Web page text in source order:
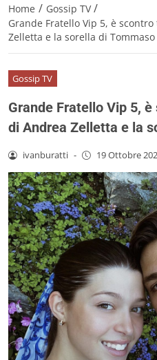
Home / Gossip TV /
Grande Fratello Vip 5, è
Zelletta e la sorella di Tommaso
Gossip TV
Grande Fratello Vip 5,
di Andrea Zelletta e la
ivanburatti - 19 Ottobre